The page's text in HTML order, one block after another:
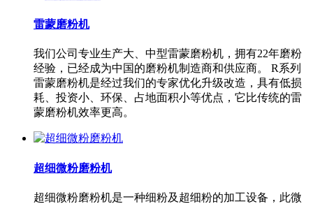
雷蒙磨粉机
我们公司专业生产大、中型雷蒙磨粉机，拥有22年磨粉
经验，已经成为中国的磨粉机制造商和供应商。 R系列
雷蒙磨粉机是经过我们的专家优化升级改造，具有低损
耗、投资小、环保、占地面积小等优点，它比传统的雷
蒙磨粉机效率更高。
超细微粉磨粉机
超细微粉磨粉机是一种细粉及超细粉的加工设备，此微